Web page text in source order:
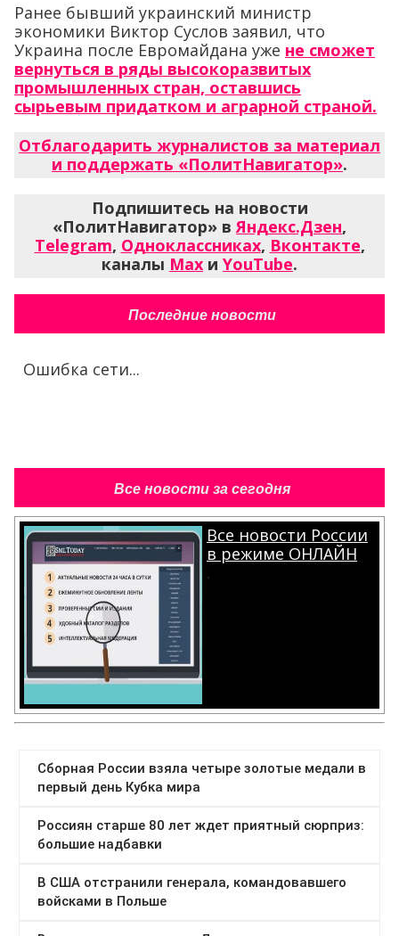
Ранее бывший украинский министр
экономики Виктор Суслов заявил, что
Украина после Евромайдана уже не сможет
вернуться в ряды высокоразвитых
промышленных стран, оставшись
сырьевым придатком и аграрной страной.
Отблагодарить журналистов за материал
и поддержать «ПолитНавигатор».
Подпишитесь на новости
«ПолитНавигатор» в Яндекс.Дзен,
Telegram, Одноклассниках, Вконтакте,
каналы Max и YouTube.
Последние новости
Ошибка сети...
Все новости за сегодня
Все новости России
в режиме ОНЛАЙН
.